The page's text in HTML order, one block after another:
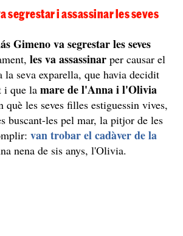
segrestar i assassinar les seves
Gimeno va segrestar les seves
les va assassinar per causar el
seva exparella, que havia decidit
i que la mare de l'Anna i l'Olivia
què les seves filles estiguessin vives,
buscant-les pel mar, la pitjor de les
van trobar el cadàver de la
nena de sis anys, l'Olivia.